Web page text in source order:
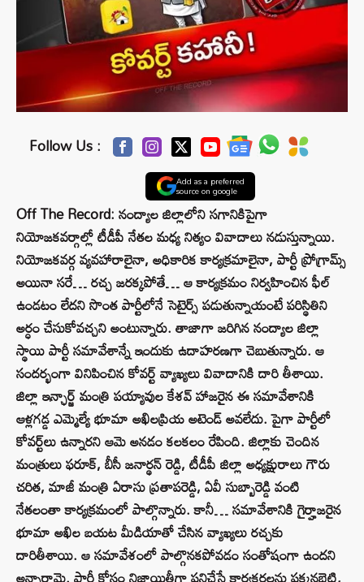
Follow Us :
Add as a preferred
source on google
Off The Record: నంద్యాల జిల్లాలోని సగానికిపైగా
నియోజకవర్గాల్లో టీడీపీ నేతల మధ్య నిత్యం వివాదాలు నడుస్తున్నాయి.
నియోజకవర్గ వ్యవహారాలైనా, అధికారిక కార్యక్రమాలైనా, పార్టీ ప్రోగ్రామ్స్‌
అయినా సరే… రచ్చ జరక్కపోతే… ఆ కార్యక్రమం నిర్వహించిన ఫీల్‌
ఉండటం లేదని సొంత పార్టీలోనే సెటైర్స్ పడుతున్నాయంటే పరిస్థితిని
అర్ధం చేసుకోవచ్చని అంటున్నారు. తాజాగా జరిగిన నంద్యాల జిల్లా
స్థాయి పార్టీ సమావేశాన్నే ఇందుకు ఉదాహరణగా చెబుతున్నారు. ఆ
సందర్భంగా వినిపించిన కోవర్ట్‌ వ్యాఖ్యలు వివాదానికి దారి తీశాయి.
జిల్లా ఇన్ఛార్జ్‌ మంత్రి పయ్యావుల కేశవ్ హాజరైన ఈ సమావేశానికి
ఆళ్లగడ్డ ఎమ్మెల్యే భూమా అఖిలప్రియ అటెండ్‌ అవలేదు. పైగా పార్టీలో
కోవర్ట్‌లు ఉన్నారని ఆమె అనడం కలకలం రేపింది. జిల్లాకు చెందిన
మంత్రులు ఫరూక్, బీసీ జనార్థన్‌ రెడ్డి, టీడీపీ జిల్లా అధ్యక్షురాలు గౌరు
చరిత, మాజీ మంత్రి ఏరాసు ప్రతాపరెడ్డి, ఏవీ సుబ్బారెడ్డి వంటి
నేతలంతా కార్యక్రమంలో పాల్గొన్నారు. కానీ… సమావేశానికి గైర్హాజరైన
భూమా అఖిల బయట మీడియాతో చేసిన వ్యాఖ్యలు రచ్చకు
దారితీశాయి. ఆ సమావేశంలో పాల్గొనకపోవడం సంతోషంగా ఉందని